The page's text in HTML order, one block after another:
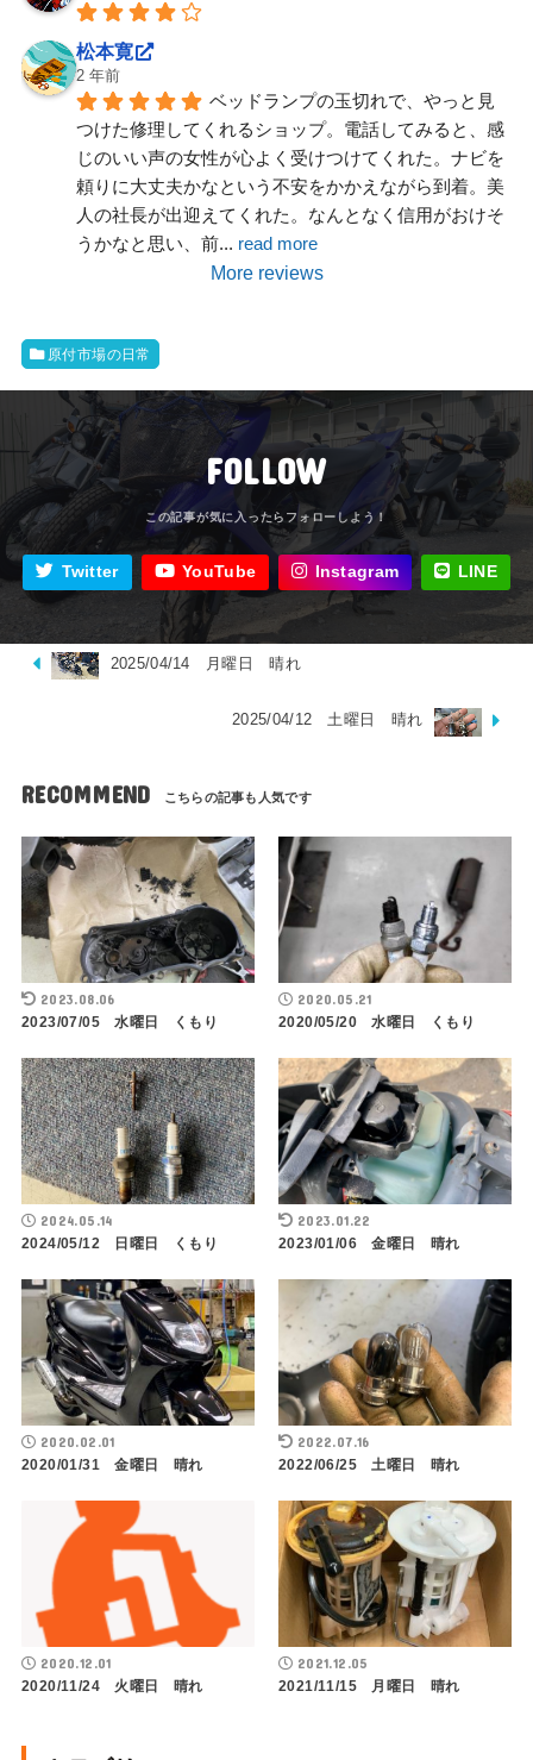
松本寛
2 年前
ベッドランプの玉切れで、やっと見
つけた修理してくれるショップ。電話してみると、感
じのいい声の女性が心よく受けつけてくれた。ナビを
頼りに大丈夫かなという不安をかかえながら到着。美
人の社長が出迎えてくれた。なんとなく信用がおけそ
うかなと思い、前... read more
More reviews
原付市場の日常
FOLLOW
Twitter YouTube Instagram LINE
2025/04/14 月曜日 晴れ
2025/04/12 土曜日 晴れ
RECOMMEND
2023.08.06
2023/07/05 水曜日 くもり
2020.05.21
2020/05/20 水曜日 くもり
2024.05.14
2024/05/12 日曜日 くもり
2023.01.22
2023/01/06 金曜日 晴れ
2020.02.01
2020/01/31 金曜日 晴れ
2022.07.16
2022/06/25 土曜日 晴れ
2020.12.01
2020/11/24 火曜日 晴れ
2021.12.05
2021/11/15 月曜日 晴れ